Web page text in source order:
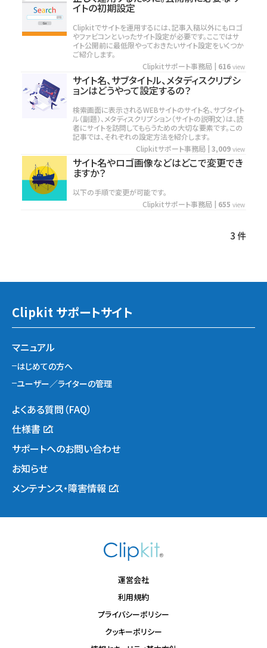
イトの初期設定
Clipkitでサイトを運用するには、記事入稿以外にもロゴ
やファビコンといったサイト設定が必要です。ここではサ
イト公開前に最低限やっておきたいサイト設定をいくつか
ご紹介します。
Clipkitサポート事務局 | 616 view
サイト名、サブタイトル、メタディスクリプシ
ョンはどうやって設定するの？
検索画面に表示されるWEBサイトのサイト名、サブタイト
ル（副題）、メタディスクリプション（サイトの説明文）は、読
者にサイトを訪問してもらうための大切な要素です。この
記事では、それぞれの設定方法を紹介します。
Clipkitサポート事務局 | 3,009 view
サイト名やロゴ画像などはどこで変更でき
ますか？
以下の手順で変更が可能です。
Clipkitサポート事務局 | 655 view
3 件
Clipkit サポートサイト
マニュアル
はじめての方へ
ユーザー／ライターの管理
よくある質問（FAQ）
仕様書
サポートへのお問い合わせ
お知らせ
メンテナンス・障害情報
運営会社
利用規約
プライバシーポリシー
クッキーポリシー